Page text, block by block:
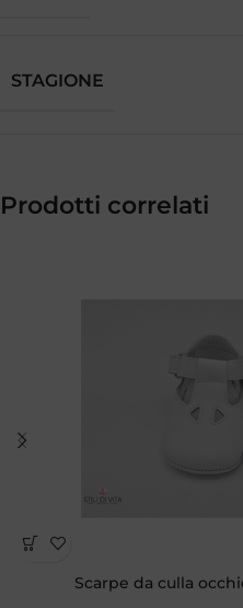
STAGIONE
Prodotti correlati
Scarpe da culla